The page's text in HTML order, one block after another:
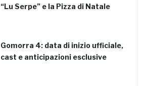
“Lu Serpe” e la Pizza di Natale
Gomorra 4: data di inizio ufficiale,
cast e anticipazioni esclusive